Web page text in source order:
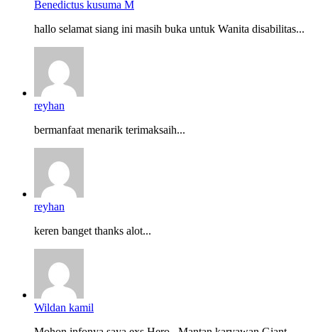
Benedictus kusuma M
hallo selamat siang ini masih buka untuk Wanita disabilitas...
reyhan
bermanfaat menarik terimaksaih...
reyhan
keren banget thanks alot...
Wildan kamil